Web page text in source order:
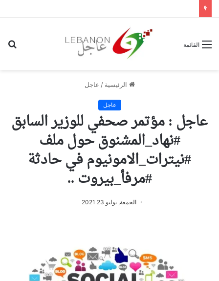
القائمة
الرئيسية / عاجل
عاجل
عاجل : مؤتمر صحفي للوزير السابق
#نهاد_المشنوق حول ملف
#نيترات_الامونيوم في حادثة
#مرفأ_بيروت ..
الجمعة, يوليو 23 2021